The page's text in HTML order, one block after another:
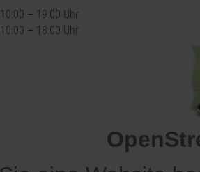
10:00 – 19:00 Uhr
10:00 – 18:00 Uhr